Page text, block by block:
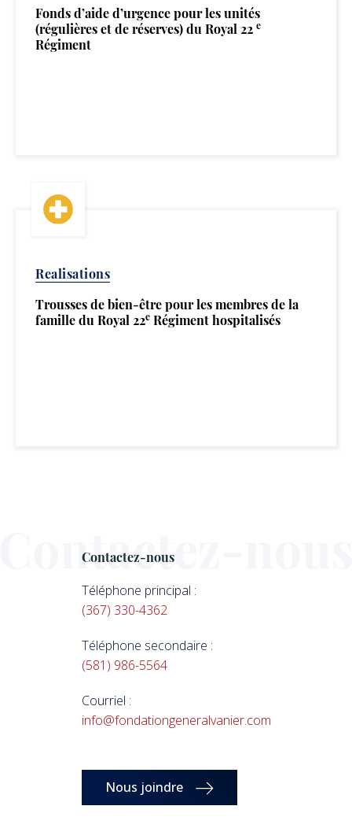
Fonds d’aide d’urgence pour les unités
(régulières et de réserves) du Royal 22 e
Régiment
Realisations
Trousses de bien-être pour les membres de la
famille du Royal 22e Régiment hospitalisés
Contactez-nous
Téléphone principal :
(367) 330-4362
Téléphone secondaire :
(581) 986-5564
Courriel :
info@fondationgeneralvanier.com
Nous joindre